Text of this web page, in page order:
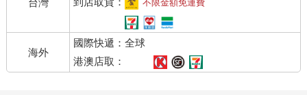
退一百萬步講，就算不是純為了行法時的威儀，平常出門約會
啊、吃美食喝下午茶自拍啊，甚至是嚴肅一點譬如貴人召見啊之
類的場合時，一頭烏黑亮麗的頭髮再怎麼樣也是大勝稀稀疏疏
嘛，所以古代的道士們對於頭髮的保養也是相當重視的。
台灣 不限金額免運費
海外
國際快遞：全球
港澳店取：